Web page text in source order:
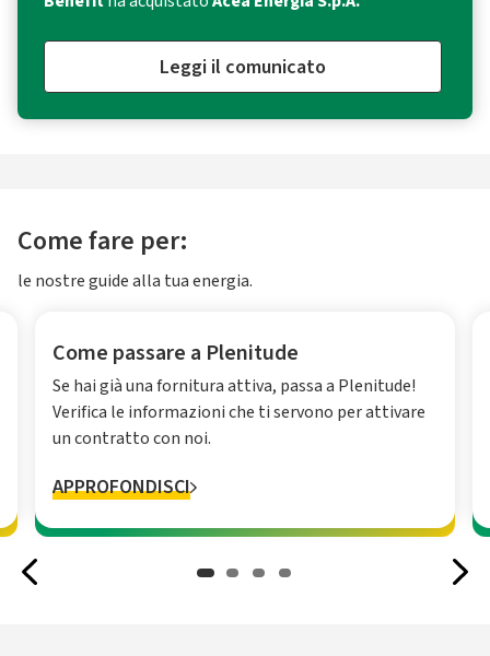
Leggi il comunicato
Come fare per:
le nostre guide alla tua energia.
Come passare a Plenitude
Se hai già una fornitura attiva, passa a Plenitude!
Verifica le informazioni che ti servono per attivare
un contratto con noi.
APPROFONDISCI